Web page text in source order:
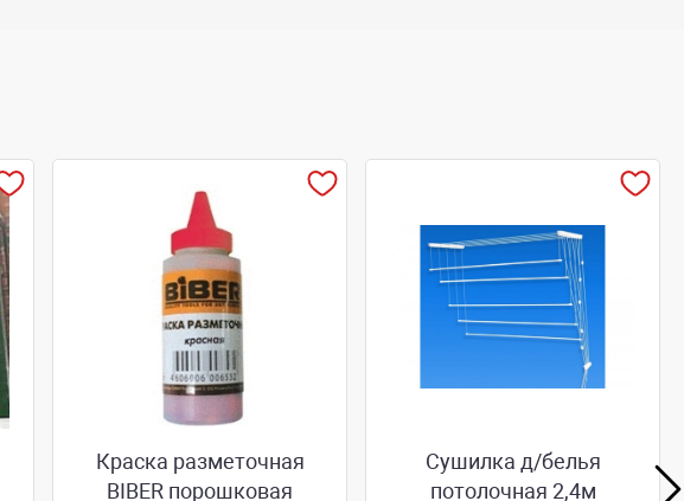
Краска разметочная
BIBER порошковая
Сушилка д/белья
потолочная 2,4м